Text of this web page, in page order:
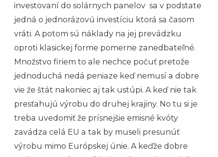
investovaní do solárnych panelov sa v podstate
jedná o jednorázovú investíciu ktorá sa časom
vráti. A potom sú náklady na jej prevádzku
oproti klasickej forme pomerne zanedbateľné.
Množstvo firiem to ale nechce počuť pretože
jednoduchá nedá peniaze keď nemusí a dobre
vie že štát nakoniec aj tak ustúpi. A keď nie tak
presťahujú výrobu do druhej krajiny. No tu si je
treba uvedomiť že prísnejšie emisné kvóty
zavádza celá EU a tak by museli presunúť
výrobu mimo Európskej únie. A keďže dobre